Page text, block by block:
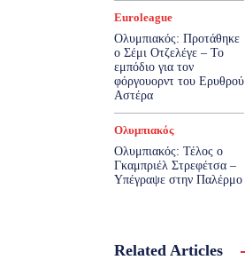
Euroleague
Ολυμπιακός: Προτάθηκε
ο Σέμι Οτζελέγε – Το
εμπόδιο για τον
φόργουορντ του Ερυθρού
Αστέρα
Ολυμπιακός
Ολυμπιακός: Τέλος ο
Γκαμπριέλ Στρεφέτσα –
Υπέγραψε στην Παλέρμο
Related Articles